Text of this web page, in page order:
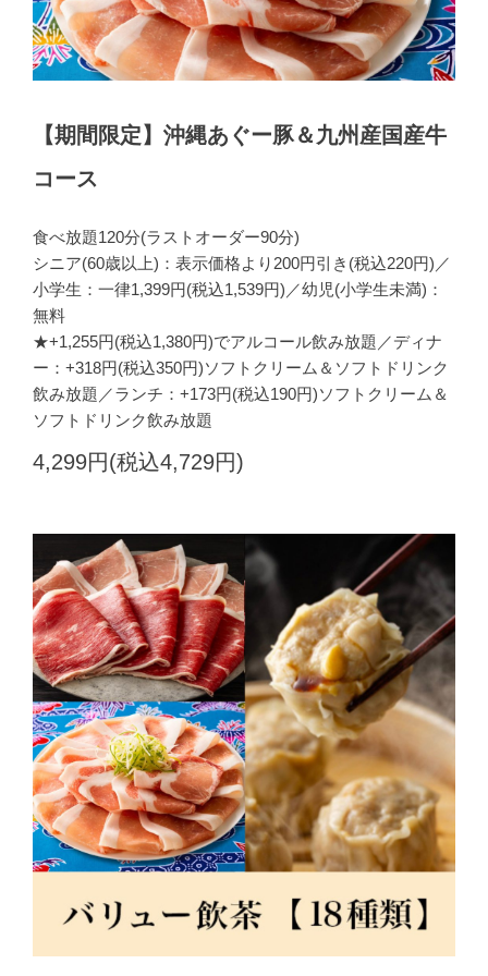
【期間限定】沖縄あぐー豚＆九州産国産牛
コース
食べ放題120分(ラストオーダー90分)
シニア(60歳以上)：表示価格より200円引き(税込220円)／
小学生：一律1,399円(税込1,539円)／幼児(小学生未満)：
無料
★+1,255円(税込1,380円)でアルコール飲み放題／ディナ
ー：+318円(税込350円)ソフトクリーム＆ソフトドリンク
飲み放題／ランチ：+173円(税込190円)ソフトクリーム＆
ソフトドリンク飲み放題
4,299円(税込4,729円)